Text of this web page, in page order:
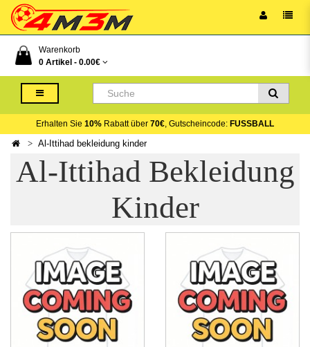
Warenkorb
0 Artikel - 0.00€
Erhalten Sie 10% Rabatt über 70€, Gutscheincode: FUSSBALL
Al-Ittihad bekleidung kinder
Al-Ittihad Bekleidung
Kinder